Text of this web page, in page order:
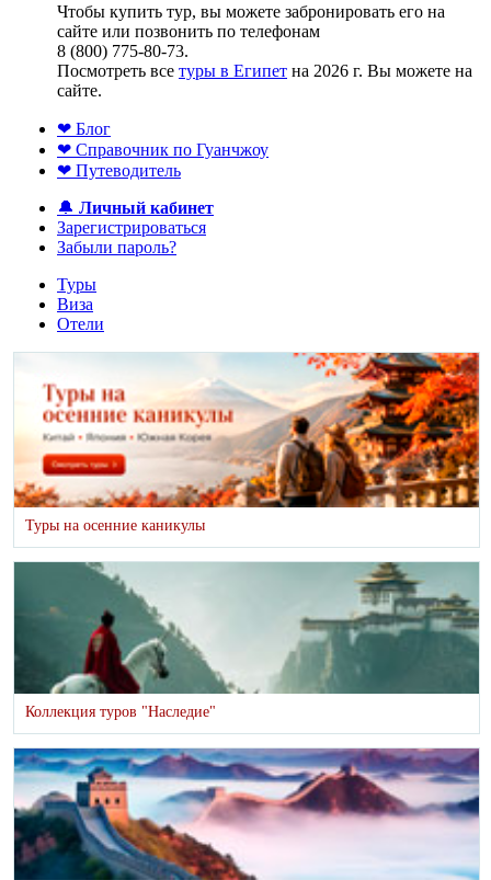
Чтобы купить тур, вы можете забронировать его на
сайте или позвонить по телефонам
8 (800) 775-80-73.
Посмотреть все туры в Египет на 2026 г. Вы можете на
сайте.
❤ Блог
❤ Справочник по Гуанчжоу
❤ Путеводитель
🔔 Личный кабинет
Зарегистрироваться
Забыли пароль?
Туры
Виза
Отели
Туры на осенние каникулы
Коллекция туров "Наследие"